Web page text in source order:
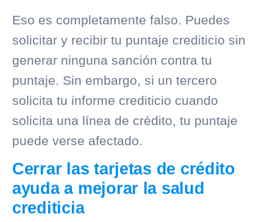
Eso es completamente falso. Puedes
solicitar y recibir tu puntaje crediticio sin
generar ninguna sanción contra tu
puntaje. Sin embargo, si un tercero
solicita tu informe crediticio cuando
solicita una línea de crédito, tu puntaje
puede verse afectado.
Cerrar las tarjetas de crédito
ayuda a mejorar la salud
crediticia